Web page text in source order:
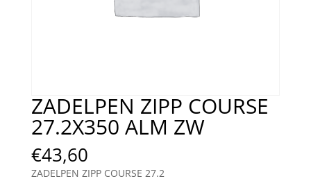
ZADELPEN ZIPP COURSE
27.2X350 ALM ZW
€43,60
ZADELPEN ZIPP COURSE 27.2